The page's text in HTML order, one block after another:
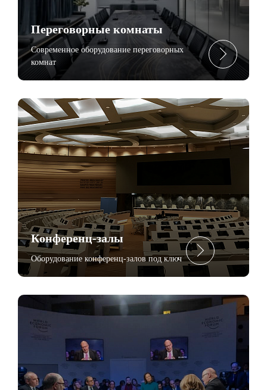
Переговорные комнаты
Современное оборудование переговорных
комнат
Конференц-залы
Оборудование конференц-залов под ключ